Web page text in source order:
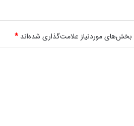
بخش‌های موردنیاز علامت‌گذاری شده‌اند *